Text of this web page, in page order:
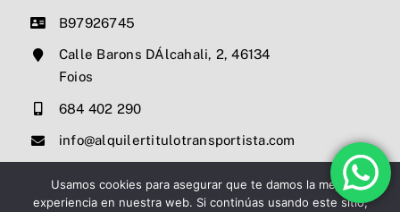
Precios
Contacto
B97926745
Calle Barons DÁlcahali, 2, 46134
Foios
684 402 290
info@alquilertitulotransportista.com
Usamos cookies para asegurar que te damos la mejor
experiencia en nuestra web. Si continúas usando este sitio,